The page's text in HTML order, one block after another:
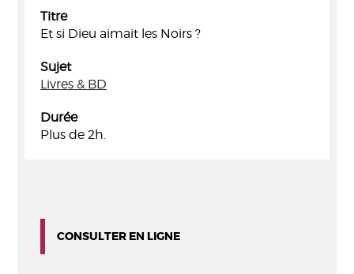
Titre
Et si Dieu aimait les Noirs ?
Sujet
Livres & BD
Durée
Plus de 2h.
CONSULTER EN LIGNE